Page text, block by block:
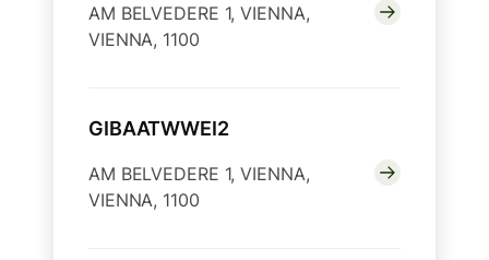
AM BELVEDERE 1, VIENNA,
VIENNA, 1100
GIBAATWWEI2
AM BELVEDERE 1, VIENNA,
VIENNA, 1100